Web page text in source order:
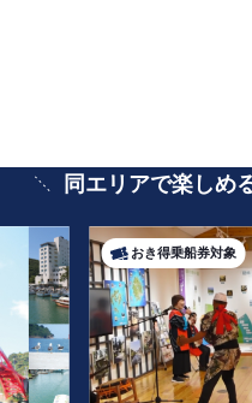
同エリアで楽しめ
おき得乗船券対象